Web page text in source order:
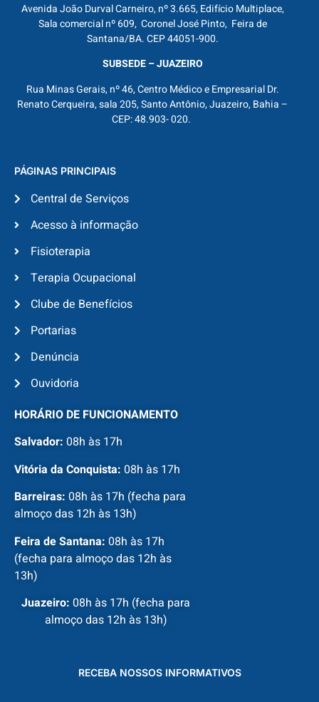
Avenida João Durval Carneiro, nº 3.665, Edifício Multiplace,
Sala comercial nº 609, Coronel José Pinto, Feira de
Santana/BA. CEP 44051-900.
SUBSEDE – JUAZEIRO
Rua Minas Gerais, nº 46, Centro Médico e Empresarial Dr.
Renato Cerqueira, sala 205, Santo Antônio, Juazeiro, Bahia –
CEP: 48.903- 020.
PÁGINAS PRINCIPAIS
Central de Serviços
Acesso à informação
Fisioterapia
Terapia Ocupacional
Clube de Benefícios
Portarias
Denúncia
Ouvidoria
HORÁRIO DE FUNCIONAMENTO
Salvador: 08h às 17h
Vitória da Conquista: 08h às 17h
Barreiras: 08h às 17h (fecha para
almoço das 12h às 13h)
Feira de Santana: 08h às 17h
(fecha para almoço das 12h às
13h)
Juazeiro: 08h às 17h (fecha para
almoço das 12h às 13h)
RECEBA NOSSOS INFORMATIVOS